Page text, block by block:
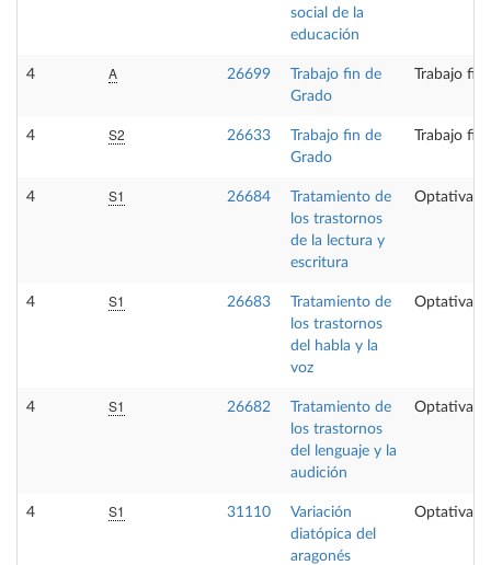
social de la
educación
4 A 26699
Trabajo fin de
Grado
Trabajo fin
4 S2 26633
Trabajo fin de
Grado
Trabajo fin
4 S1 26684
Tratamiento de
los trastornos
de la lectura y
escritura
Optativa
4 S1 26683
Tratamiento de
los trastornos
del habla y la
voz
Optativa
4 S1 26682
Tratamiento de
los trastornos
del lenguaje y la
audición
Optativa
4 S1 31110
Variación
diatópica del
aragonés
Optativa